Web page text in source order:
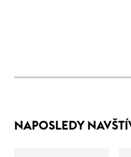
NAPOSLEDY